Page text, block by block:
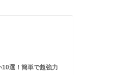
選！簡単で超強力